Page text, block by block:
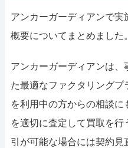
アンカーガーディアンで
概要についてまとめました。
アンカーガーディアンは
た最適なファクタリング
を利用中の方からの相談に
を適切に査定して買取を
引が可能な場合には契約